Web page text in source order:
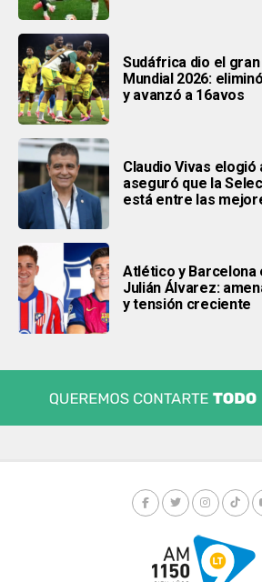
Sudáfrica dio el
Mundial 2026:
y avanzó a 16avos
Claudio Vivas elogió
aseguró que la
está entre las
Atlético y
Julián Álvarez:
y tensión creciente